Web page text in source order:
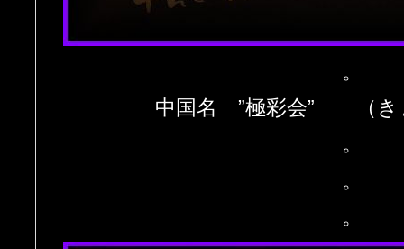
。
中国名 ”極彩会” （き
。
。
。